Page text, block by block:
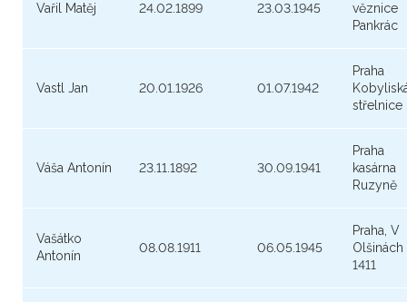
Vařil Matěj 24.02.1899 23.03.1945
věznice
Pankrác
Vastl Jan 20.01.1926 01.07.1942
Praha
střelnice
Váša Antonín 23.11.1892 30.09.1941
Praha
kasárna
Ruzyně
Vašátko
Antonín
08.08.1911 06.05.1945
Praha, V
Olšinách
1411